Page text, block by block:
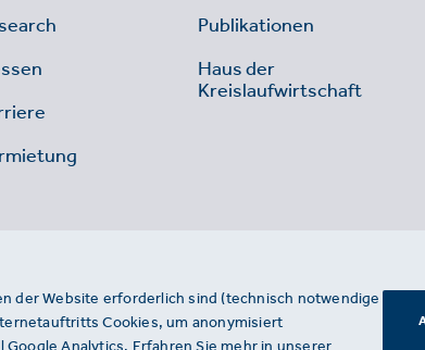
Publikationen
Haus der
Kreislaufwirtschaft
der Website erforderlich sind (technisch notwendige
Cookies, um anonymisiert
Analytics. Erfahren Sie mehr in unserer